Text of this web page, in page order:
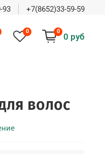
93 +7(8652)33-59-59
0 0
0 руб
волос